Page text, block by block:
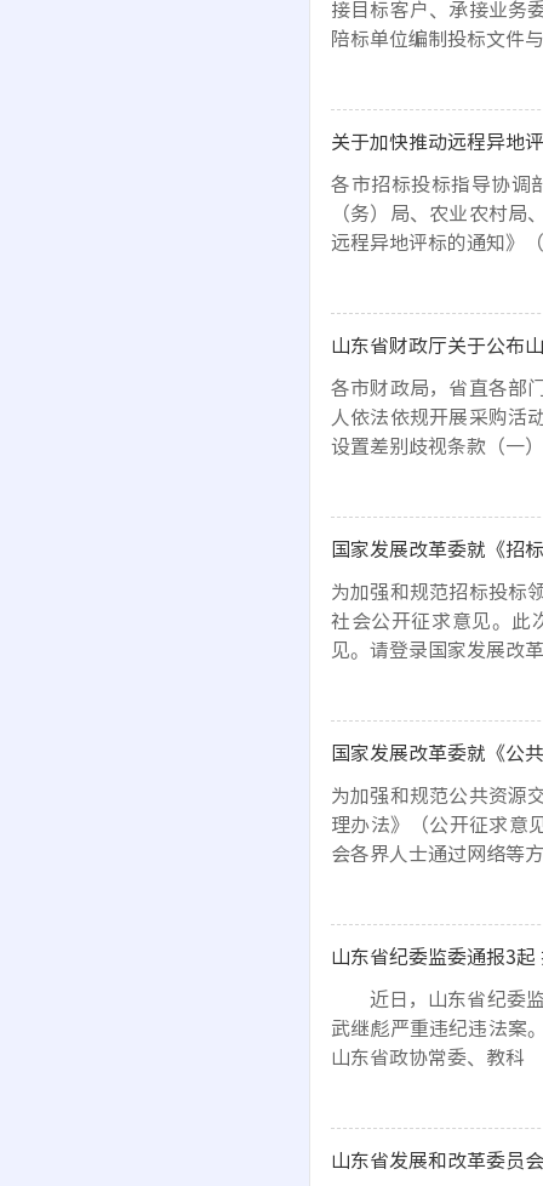
接目标客户、承接业务
陪标单位编制投标文件
关于加快推动远程异地
各市招标投标指导协调
（务）局、农业农村
远程异地评标的通知》
山东省财政厅关于公布
各市财政局，省直各部
人依法依规开展采购活
设置差别歧视条款（一
国家发展改革委就《招
为加强和规范招标投标
社会公开征求意见。此
见。请登录国家发展改
国家发展改革委就《公
为加强和规范公共资源
理办法》（公开征求意
会各界人士通过网络等
山东省纪委监委通报3
近日，山东省纪委监
武继彪严重违纪违法案
山东省政协常委、教科